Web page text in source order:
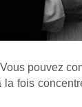
pouvez
la fois